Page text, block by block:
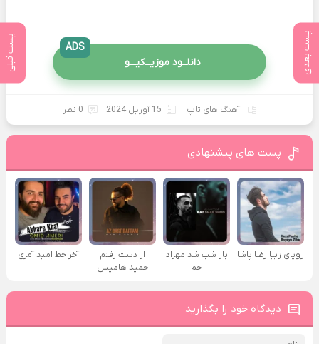
پست بعدی پست قبلی دانلــود موزیــکیـــو
ADS
آهنگ های تاپ 15 آوریل 2024 0 نظر
پست های پیشنهادی
رویای زیبا رضا پاشا
باز شب شد مهراد
جم
از دست رفتم
حمید هامیس
آخر خط امید آمری
دیدگاه خود را بگذارید